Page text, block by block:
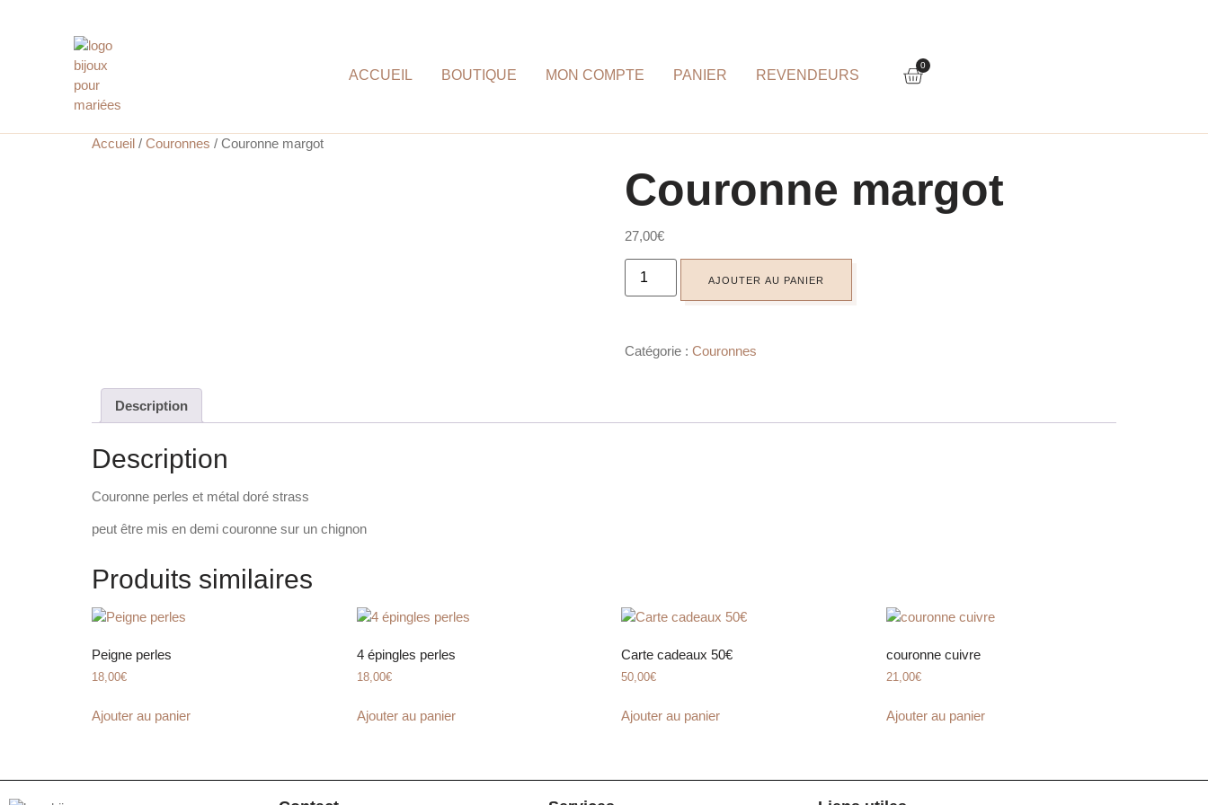
ACCUEIL BOUTIQUE MON COMPTE PANIER REVENDEURS
0
Accueil / Couronnes / Couronne margot
Couronne margot
27,00€
AJOUTER AU PANIER
Catégorie : Couronnes
Description
Description
Couronne perles et métal doré strass
peut être mis en demi couronne sur un chignon
Produits similaires
Peigne perles
18,00€
Ajouter au panier
4 épingles perles
18,00€
Ajouter au panier
Carte cadeaux 50€
50,00€
Ajouter au panier
couronne cuivre
21,00€
Ajouter au panier